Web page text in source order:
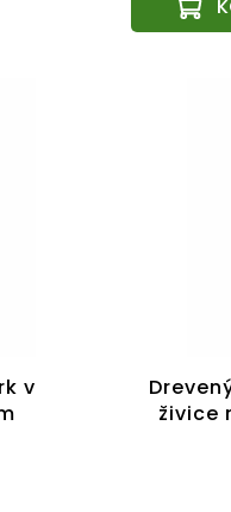
v
živice